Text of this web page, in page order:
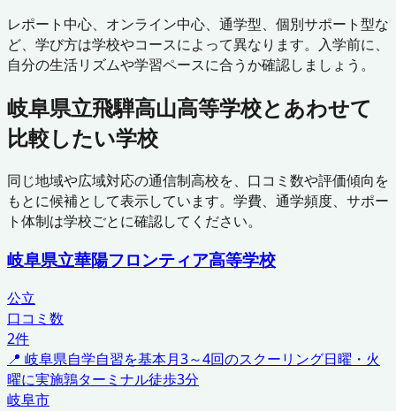
レポート中心、オンライン中心、通学型、個別サポート型な
ど、学び方は学校やコースによって異なります。入学前に、
自分の生活リズムや学習ペースに合うか確認しましょう。
岐阜県立飛騨高山高等学校とあわせて
比較したい学校
同じ地域や広域対応の通信制高校を、口コミ数や評価傾向を
もとに候補として表示しています。学費、通学頻度、サポー
ト体制は学校ごとに確認してください。
岐阜県立華陽フロンティア高等学校
公立
口コミ数
2件
📍 岐阜県自学自習を基本月3～4回のスクーリング日曜・火
曜に実施鶉ターミナル徒歩3分
岐阜市